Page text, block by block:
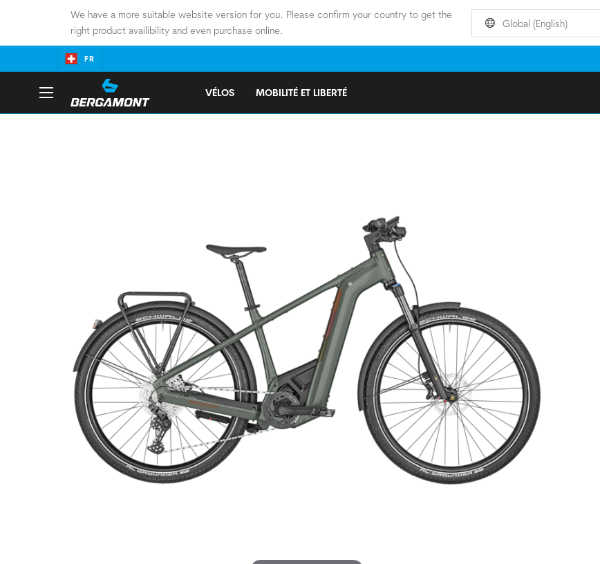
We have a more suitable website version for you. Please confirm your country to get the
right product availibility and even purchase online.
Global (English)
FR
VÉLOS MOBILITÉ ET LIBERTÉ